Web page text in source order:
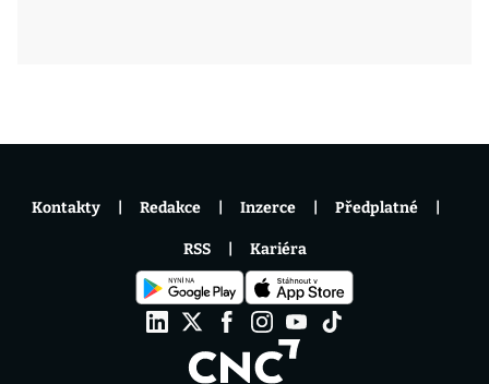
Kontakty Redakce Inzerce Předplatné
RSS Kariéra